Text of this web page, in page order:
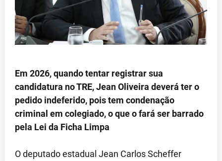
Em 2026, quando tentar registrar sua
candidatura no TRE, Jean Oliveira deverá ter o
pedido indeferido, pois tem condenação
criminal em colegiado, o que o fará ser barrado
pela Lei da Ficha Limpa
O deputado estadual Jean Carlos Scheffer